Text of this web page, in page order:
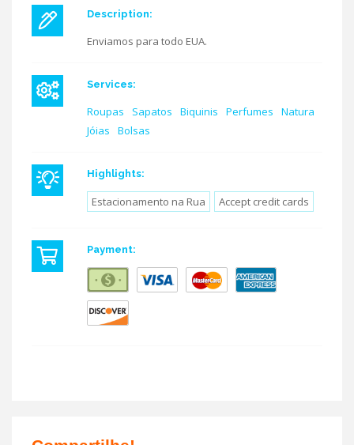
Description:
Enviamos para todo EUA.
Services:
Roupas Sapatos Biquinis Perfumes
Natura
Jóias
Bolsas
Highlights:
Estacionamento na Rua Accept credit cards
Payment: